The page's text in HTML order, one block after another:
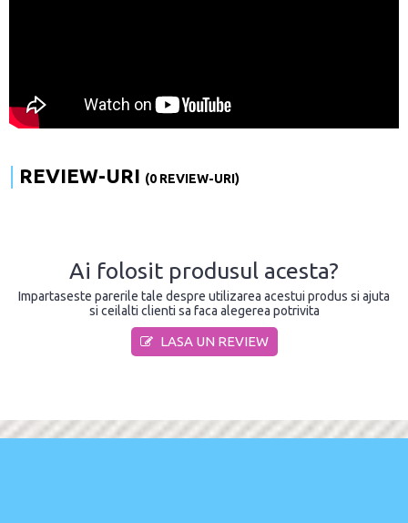
REVIEW-URI (0 REVIEW-URI)
Ai folosit produsul acesta?
Impartaseste parerile tale despre utilizarea acestui produs si ajuta
si ceilalti clienti sa faca alegerea potrivita
LASA UN REVIEW